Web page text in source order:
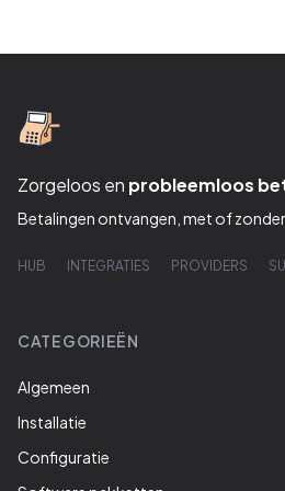
Zorgeloos en probleemloos
Betalingen ontvangen, met of
HUB INTEGRATIES PROVIDERS
CATEGORIEËN
Algemeen
Installatie
Configuratie